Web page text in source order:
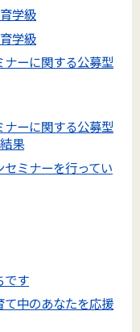
学級
学級
ーに関する公募型
ーに関する公募型
果
ミナーを行ってい
です
中のあなたを応援